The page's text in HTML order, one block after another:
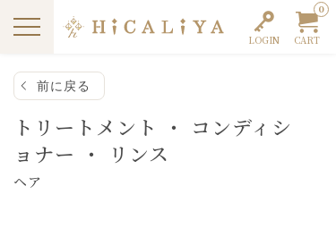
LOGIN
0
CART
前に戻る
トリートメント ・ コンディシ
ョナー ・ リンス
ヘア